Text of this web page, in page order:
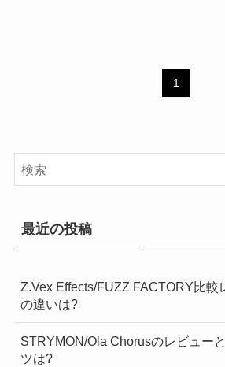
1
最近の投稿
Z.Vex Effects/FUZZ FACTORY比較
の違いは?
STRYMON/Ola Chorusのレビュー
ツは?